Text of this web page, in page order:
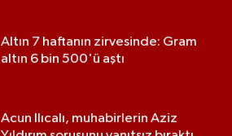
Altın 7 haftanın zirvesinde: Gram
altın 6 bin 500'ü aştı
Acun Ilıcalı, muhabirlerin Aziz